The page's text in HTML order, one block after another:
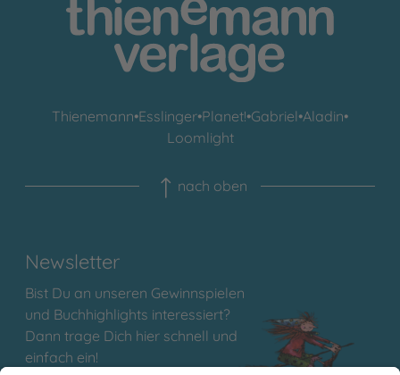
Thienemann•Esslinger•Planet!•Gabriel•Aladin•
Loomlight
nach oben
Newsletter
Bist Du an unseren Gewinnspielen
und Buchhighlights interessiert?
Dann trage Dich hier schnell und
einfach ein!